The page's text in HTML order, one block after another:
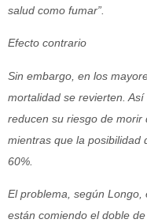
salud como fumar”.
Efecto contrario
Sin embargo, en los
mortalidad se revierten.
reducen su riesgo de morir
mientras que la posibilidad
60%.
El problema, según Longo,
están comiendo el doble